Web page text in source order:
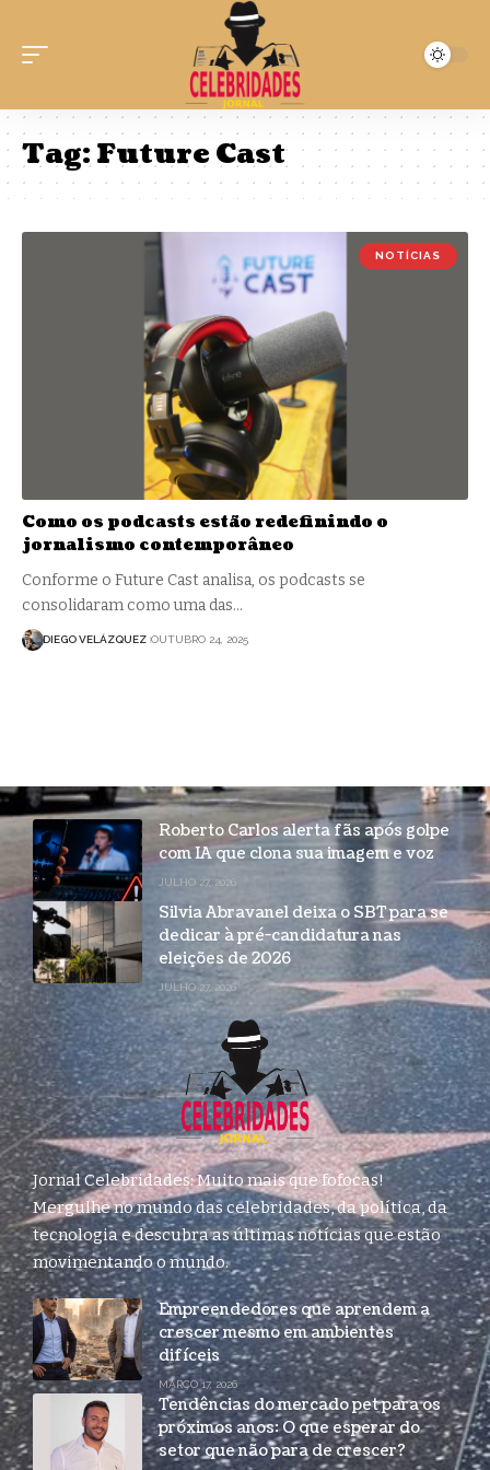
Tag:Future Cast
NOTÍCIAS
Como os podcasts estão redefinindo o
jornalismo contemporâneo
Conforme o Future Cast analisa, os podcasts se
consolidaram como uma das…
DIEGO VELÁZQUEZ OUTUBRO 24, 2025
Roberto Carlos alerta fãs após golpe
com IA que clona sua imagem e voz
JULHO 27, 2026
Silvia Abravanel deixa o SBT para se
dedicar à pré-candidatura nas
eleições de 2026
JULHO 27, 2026
Jornal Celebridades: Muito mais que fofocas!
Mergulhe no mundo das celebridades, da política, da
tecnologia e descubra as últimas notícias que estão
movimentando o mundo.
Empreendedores que aprendem a
crescer mesmo em ambientes
difíceis
MARÇO 17, 2026
Tendências do mercado pet para os
próximos anos: O que esperar do
setor que não para de crescer?